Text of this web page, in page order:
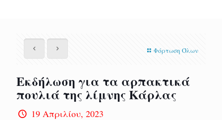
Φόρτωση Όλων
Εκδήλωση για τα αρπακτικά
πουλιά της λίμνης Κάρλας
19 Απριλίου, 2023